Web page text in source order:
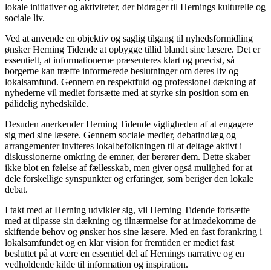
lokale initiativer og aktiviteter, der bidrager til Hernings kulturelle og
sociale liv.
Ved at anvende en objektiv og saglig tilgang til nyhedsformidling
ønsker Herning Tidende at opbygge tillid blandt sine læsere. Det er
essentielt, at informationerne præsenteres klart og præcist, så
borgerne kan træffe informerede beslutninger om deres liv og
lokalsamfund. Gennem en respektfuld og professionel dækning af
nyhederne vil mediet fortsætte med at styrke sin position som en
pålidelig nyhedskilde.
Desuden anerkender Herning Tidende vigtigheden af at engagere
sig med sine læsere. Gennem sociale medier, debatindlæg og
arrangementer inviteres lokalbefolkningen til at deltage aktivt i
diskussionerne omkring de emner, der berører dem. Dette skaber
ikke blot en følelse af fællesskab, men giver også mulighed for at
dele forskellige synspunkter og erfaringer, som beriger den lokale
debat.
I takt med at Herning udvikler sig, vil Herning Tidende fortsætte
med at tilpasse sin dækning og tilnærmelse for at imødekomme de
skiftende behov og ønsker hos sine læsere. Med en fast forankring i
lokalsamfundet og en klar vision for fremtiden er mediet fast
besluttet på at være en essentiel del af Hernings narrative og en
vedholdende kilde til information og inspiration.